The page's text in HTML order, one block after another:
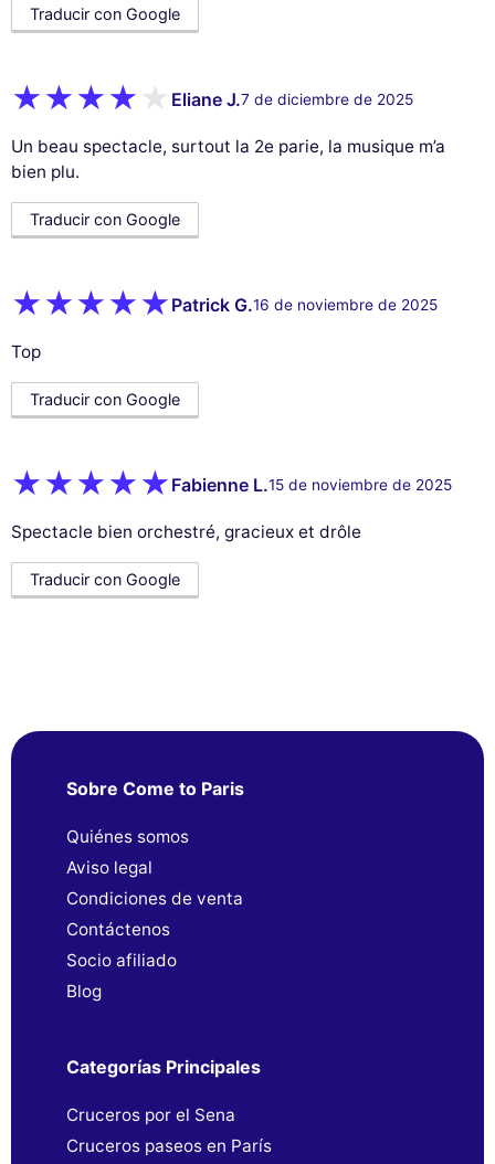
Traducir con Google
Eliane J.7 de diciembre de 2025
Un beau spectacle, surtout la 2e parie, la musique m’a
bien plu.
Traducir con Google
Patrick G.16 de noviembre de 2025
Top
Traducir con Google
Fabienne L.15 de noviembre de 2025
Spectacle bien orchestré, gracieux et drôle
Traducir con Google
Sobre Come to Paris
Quiénes somos
Aviso legal
Condiciones de venta
Contáctenos
Socio afiliado
Blog
Categorías Principales
Cruceros por el Sena
Cruceros paseos en París